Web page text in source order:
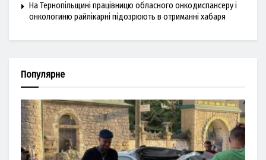
На Тернопільщині працівницю обласного онкодиспансеру і
онкологиню райлікарні підозрюють в отриманні хабаря
Популярне